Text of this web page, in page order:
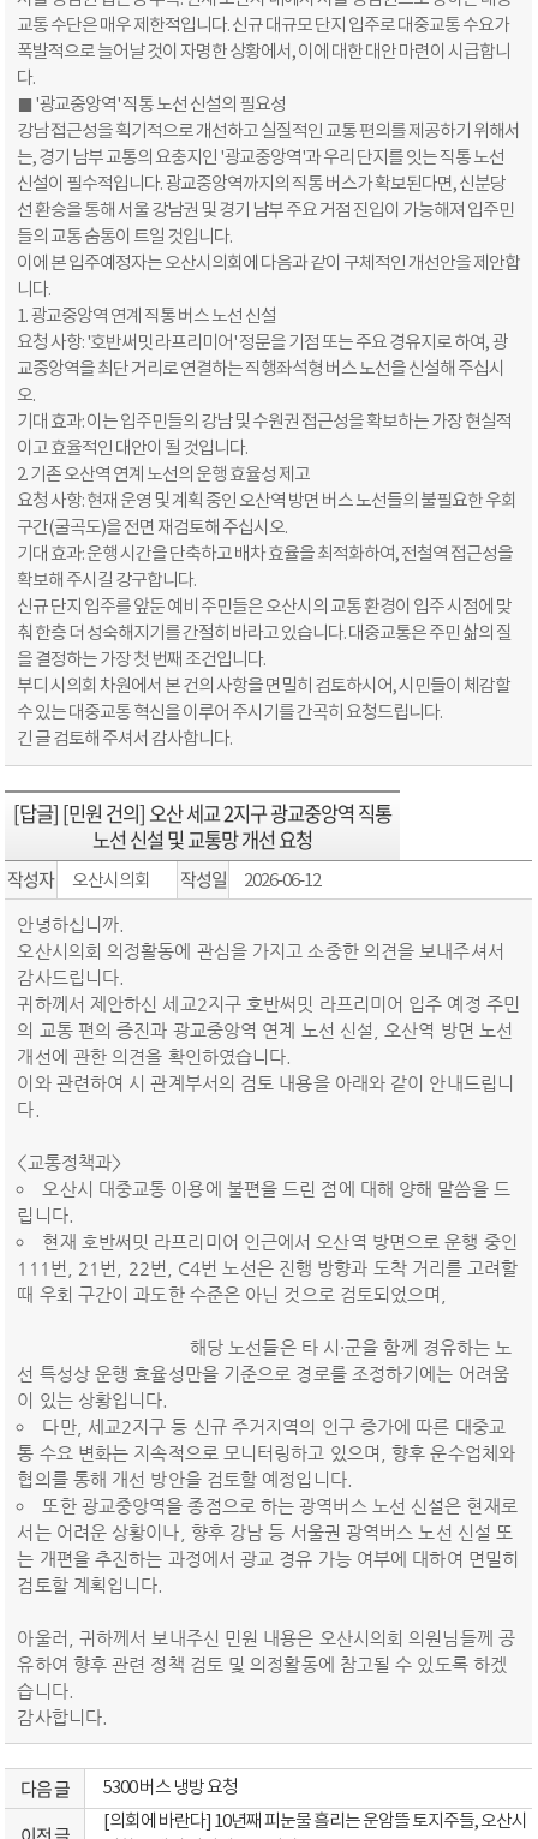
교통 수단은 매우 제한적입니다. 신규 대규모 단지 입주로 대중교통 수요가
폭발적으로 늘어날 것이 자명한 상황에서, 이에 대한 대안 마련이 시급합니
다.
​■ '광교중앙역' 직통 노선 신설의 필요성
강남 접근성을 획기적으로 개선하고 실질적인 교통 편의를 제공하기 위해서
는, 경기 남부 교통의 요충지인 '광교중앙역'과 우리 단지를 잇는 직통 노선
신설이 필수적입니다. 광교중앙역까지의 직통 버스가 확보된다면, 신분당
선 환승을 통해 서울 강남권 및 경기 남부 주요 거점 진입이 가능해져 입주민
들의 교통 숨통이 트일 것입니다.
​이에 본 입주예정자는 오산시의회에 다음과 같이 구체적인 개선안을 제안합
니다.
​1. 광교중앙역 연계 직통 버스 노선 신설
​요청 사항: '호반써밋 라프리미어' 정문을 기점 또는 주요 경유지로 하여, 광
교중앙역을 최단 거리로 연결하는 직행좌석형 버스 노선을 신설해 주십시
오.
​기대 효과: 이는 입주민들의 강남 및 수원권 접근성을 확보하는 가장 현실적
이고 효율적인 대안이 될 것입니다.
​2. 기존 오산역 연계 노선의 운행 효율성 제고
​요청 사항: 현재 운영 및 계획 중인 오산역 방면 버스 노선들의 불필요한 우회
구간(굴곡도)을 전면 재검토해 주십시오.
​기대 효과: 운행 시간을 단축하고 배차 효율을 최적화하여, 전철역 접근성을
확보해 주시길 강구합니다.
​신규 단지 입주를 앞둔 예비 주민들은 오산시의 교통 환경이 입주 시점에 맞
춰 한층 더 성숙해지기를 간절히 바라고 있습니다. 대중교통은 주민 삶의 질
을 결정하는 가장 첫 번째 조건입니다.
​부디 시의회 차원에서 본 건의 사항을 면밀히 검토하시어, 시민들이 체감할
수 있는 대중교통 혁신을 이루어 주시기를 간곡히 요청드립니다.
​긴 글 검토해 주셔서 감사합니다.
[답글] [민원 건의] 오산 세교 2지구 광교중앙역 직통
노선 신설 및 교통망 개선 요청
작성자 오산시의회 작성일 2026-06-12
안녕하십니까.
오산시의회 의정활동에 관심을 가지고 소중한 의견을 보내주셔서
감사드립니다.
귀하께서 제안하신 세교2지구 호반써밋 라프리미어 입주 예정 주민
의 교통 편의 증진과 광교중앙역 연계 노선 신설, 오산역 방면 노선
개선에 관한 의견을 확인하였습니다.
이와 관련하여 시 관계부서의 검토 내용을 아래와 같이 안내드립니
다.
<교통정책과>
오산시 대중교통 이용에 불편을 드린 점에 대해 양해 말씀을 드
립니다.
현재 호반써밋 라프리미어 인근에서 오산역 방면으로 운행 중인
111번, 21번, 22번, C4번 노선은 진행 방향과 도착 거리를 고려할
때 우회 구간이 과도한 수준은 아닌 것으로 검토되었으며,
해당 노선들은 타 시·군을 함께 경유하는 노
선 특성상 운행 효율성만을 기준으로 경로를 조정하기에는 어려움
이 있는 상황입니다.
다만, 세교2지구 등 신규 주거지역의 인구 증가에 따른 대중교
통 수요 변화는 지속적으로 모니터링하고 있으며, 향후 운수업체와
협의를 통해 개선 방안을 검토할 예정입니다.
또한 광교중앙역을 종점으로 하는 광역버스 노선 신설은 현재로
서는 어려운 상황이나, 향후 강남 등 서울권 광역버스 노선 신설 또
는 개편을 추진하는 과정에서 광교 경유 가능 여부에 대하여 면밀히
검토할 계획입니다.
아울러, 귀하께서 보내주신 민원 내용은 오산시의회 의원님들께 공
유하여 향후 관련 정책 검토 및 의정활동에 참고될 수 있도록 하겠
습니다.
감사합니다.
다음 글 5300 버스 냉방 요청
[의회에 바란다] 10년째 피눈물 흘리는 운암뜰 토지주들, 오산시